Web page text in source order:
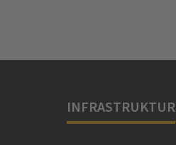
INFRASTRUKTUR